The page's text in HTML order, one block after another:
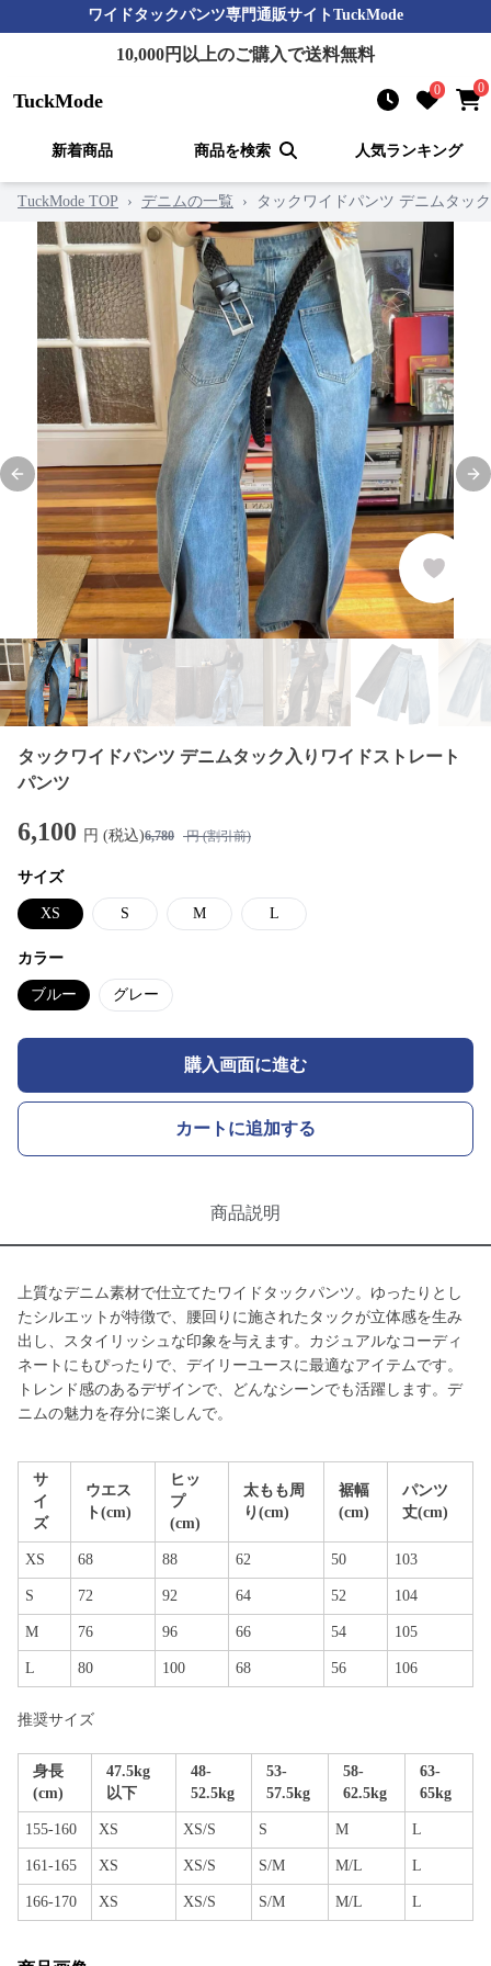
ワイドタックパンツ専門通販サイトTuckMode
10,000円以上のご購入で送料無料
TuckMode 0 0
新着商品 商品を検索 人気ランキング
TuckMode TOP › デニムの一覧 › タックワイドパンツ デニムタッ
Previous slide
タックワイドパンツ デニムタック入りワイドストレート
パンツ
6,100 円 (税込)6,780 円 (割引前)
サイズ
XS S M L
カラー
ブルー グレー
購入画面に進む
カートに追加する
商品説明
上質なデニム素材で仕立てたワイドタックパンツ。ゆったりとし
たシルエットが特徴で、腰回りに施されたタックが立体感を生み
出し、スタイリッシュな印象を与えます。カジュアルなコーディ
ネートにもぴったりで、デイリーユースに最適なアイテムです。
トレンド感のあるデザインで、どんなシーンでも活躍します。デ
ニムの魅力を存分に楽しんで。
サ
イ
ズ
ウエス
ト(cm)
ヒッ
プ
(cm)
太もも周
り(cm)
裾幅
(cm)
パンツ
丈(cm)
XS 68 88 62 50 103
S 72 92 64 52 104
M 76 96 66 54 105
L 80 100 68 56 106
推奨サイズ
身長
(cm)
47.5kg
以下
48-
52.5kg
53-
57.5kg
58-
62.5kg
63-
65kg
155-160 XS XS/S S M L
161-165 XS XS/S S/M M/L L
166-170 XS XS/S S/M M/L L